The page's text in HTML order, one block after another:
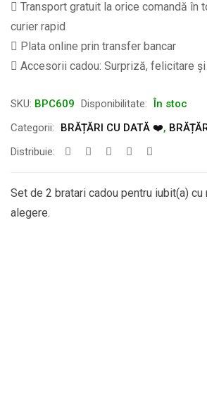
Transport gratuit la orice comandă în
curier rapid
Plata online prin transfer bancar
Accesorii cadou: Surpriză, felicitare
SKU: BPC609 Disponibilitate: În stoc
Categorii:
BRĂȚĂRI CU DATĂ ❤️,
Distribuie:
Set de 2 bratari cadou pentru iubit(a) cu
alegere.